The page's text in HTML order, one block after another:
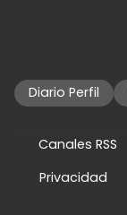
Diario Perfil
Canales RSS
Privacidad